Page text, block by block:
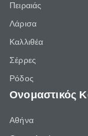
Πειραιάς
Λάρισα
Καλλιθέα
Σέρρες
Ρόδος
Ονομαστικός
Αθήνα